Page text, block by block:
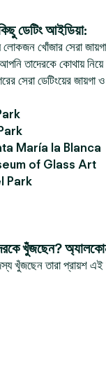
ডেটিং আইডিয়া:
লোকজন খোঁজার সেরা
তাদেরকে কোথায়
সেরা ডেটিংয়ের জায়গা
María la Blanca
of Glass Art
Park
খুঁজছেন?
খুঁজছেন তারা প্রায়শ